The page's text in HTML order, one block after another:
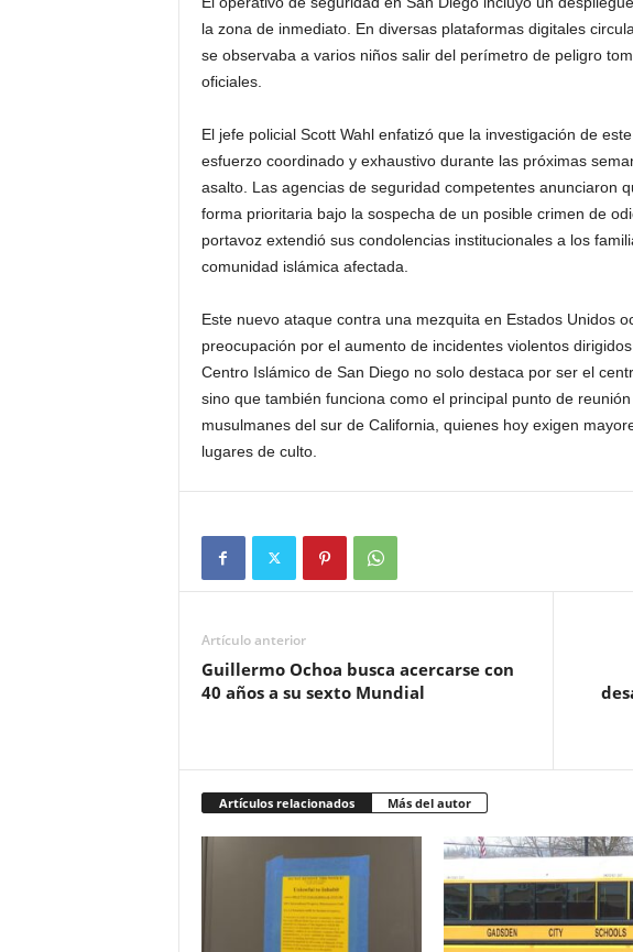
la zona de inmediato. En diversas plataformas digitales
se observaba a varios niños salir del perímetro de peligro
oficiales.
El jefe policial Scott Wahl enfatizó que la investigación de
esfuerzo coordinado y exhaustivo durante las próximas
asalto. Las agencias de seguridad competentes anunciaron
forma prioritaria bajo la sospecha de un posible crimen de
portavoz extendió sus condolencias institucionales a los
comunidad islámica afectada.
Este nuevo ataque contra una mezquita en Estados Unidos
preocupación por el aumento de incidentes violentos
Centro Islámico de San Diego no solo destaca por ser el
sino que también funciona como el principal punto de
musulmanes del sur de California, quienes hoy exigen
lugares de culto.
Artículo anterior
Guillermo Ochoa busca acercarse con
40 años a su sexto Mundial
Artículos relacionados Más del autor